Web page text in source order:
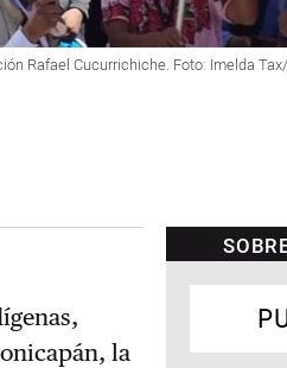
Rafael Cucurrichiche. Foto: Imelda
la